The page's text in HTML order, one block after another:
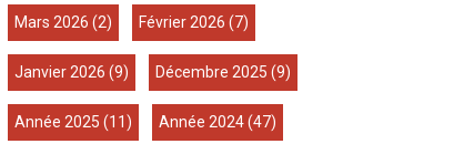
mars 2026 (2) février 2026 (7)
janvier 2026 (9) décembre 2025 (9)
année 2025 (11) année 2024(47)